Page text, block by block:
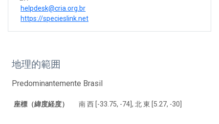
helpdesk@cria.org.br
https://specieslink.net
地理的範囲
Predominantemente Brasil
座標（緯度経度） 南 西 [-33.75, -74], 北 東 [5.27, -30]